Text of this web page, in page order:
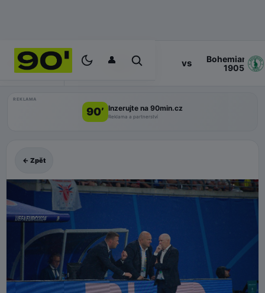
👤
PROGRAM 17:00 Zlin vs
Bohemians
1905
REKLAMA
90’ Inzerujte na 90min.cz
Reklama a partnerství
← Zpět